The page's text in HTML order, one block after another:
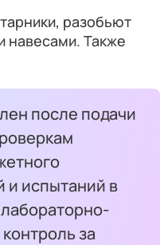
разобьют
навесами. Также
после подачи
и испытаний в
за